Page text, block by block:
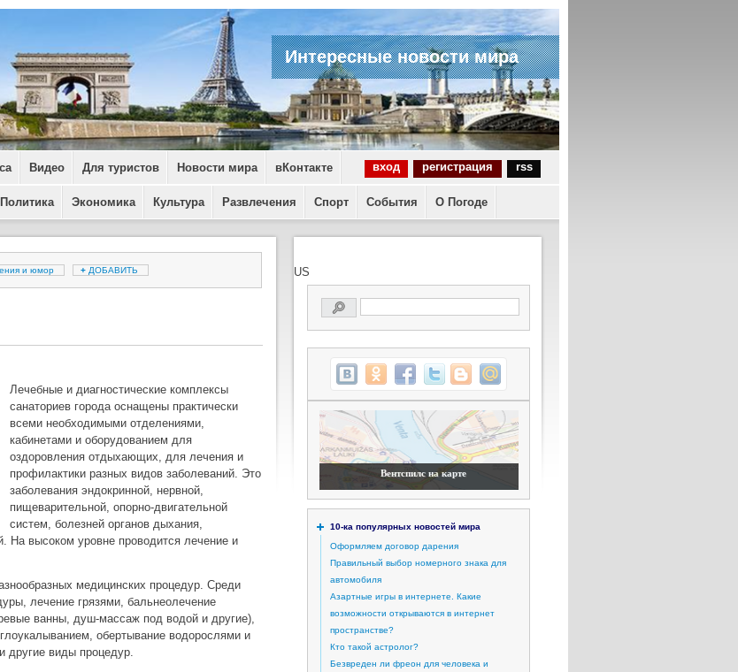
Интересные новости мира
Видео Для туристов Новости мира вКонтакте вход регистрация rss
Политика Экономика Культура Развлечения Спорт События О Погоде
и юмор + ДОБАВИТЬ
Лечебные и диагностические комплексы
санаториев города оснащены практически
всеми необходимыми отделениями,
кабинетами и оборудованием для
оздоровления отдыхающих, для лечения и
профилактики разных видов заболеваний. Это
заболевания эндокринной, нервной,
пищеварительной, опорно-двигательной
систем, болезней органов дыхания,
На высоком уровне проводится лечение и
медицинских процедур. Среди
лечение грязями, бальнеолечение
ванны, душ-массаж под водой и другие),
обертывание водорослями и
другие виды процедур.
US
Вентспилс на карте
10-ка популярных новостей мира
Оформляем договор дарения
Правильный выбор номерного знака для
автомобиля
Азартные игры в интернете. Какие
возможности открываются в интернет
пространстве?
Кто такой астролог?
Безвреден ли фреон для человека и